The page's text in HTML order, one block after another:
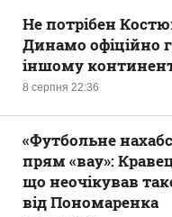
8 серпня 22:36
Не потрібен
Динамо офіційно
іншому
«Футбольне
прям «вау»:
що неочікував
від Пономаренка